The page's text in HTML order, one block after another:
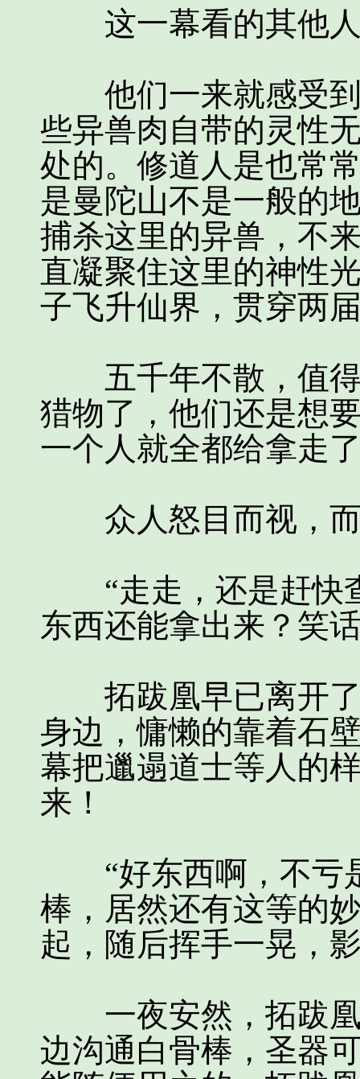
这一幕看的其他人
他们一来就感受到
些异兽肉自带的灵性
处的。修道人是也常
是曼陀山不是一般的
捕杀这里的异兽，不
直凝聚住这里的神性
子飞升仙界，贯穿两
五千年不散，值得
猎物了，他们还是想
一个人就全都给拿走
众人怒目而视，而
“走走，还是赶快
东西还能拿出来？笑
拓跋凰早已离开了
身边，慵懒的靠着石
幕把邋遢道士等人的
来！
“好东西啊，不亏
棒，居然还有这等的
起，随后挥手一晃，
一夜安然，拓跋凰
边沟通白骨棒，圣器